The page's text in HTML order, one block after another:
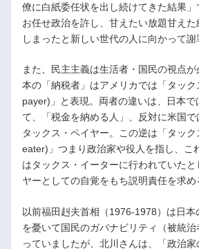
僚に白紙委任状を出し続けてきた結果」
お任せ政治を許し、甘えたい放題甘え
しまったと新しい世代の人に向かって謝
また、民主主義は生活者・国民の視点
本の「納税者」はアメリカでは「タッ
payer)」と表現。両者の違いは、日本
て、「税金を納める人」、反対に米国
タックス・ペイヤー。この逆は「タッ
eater)」つまり政治家や役人を指し、こ
はタックス・イーターに行われていた
ヤーとしての自覚をもち説明責任を求め
以前福田赳夫首相（1976-1978）は日本
を憂いて国民のガバナビリティ（被統
っていましたが、北川さんは、「政治